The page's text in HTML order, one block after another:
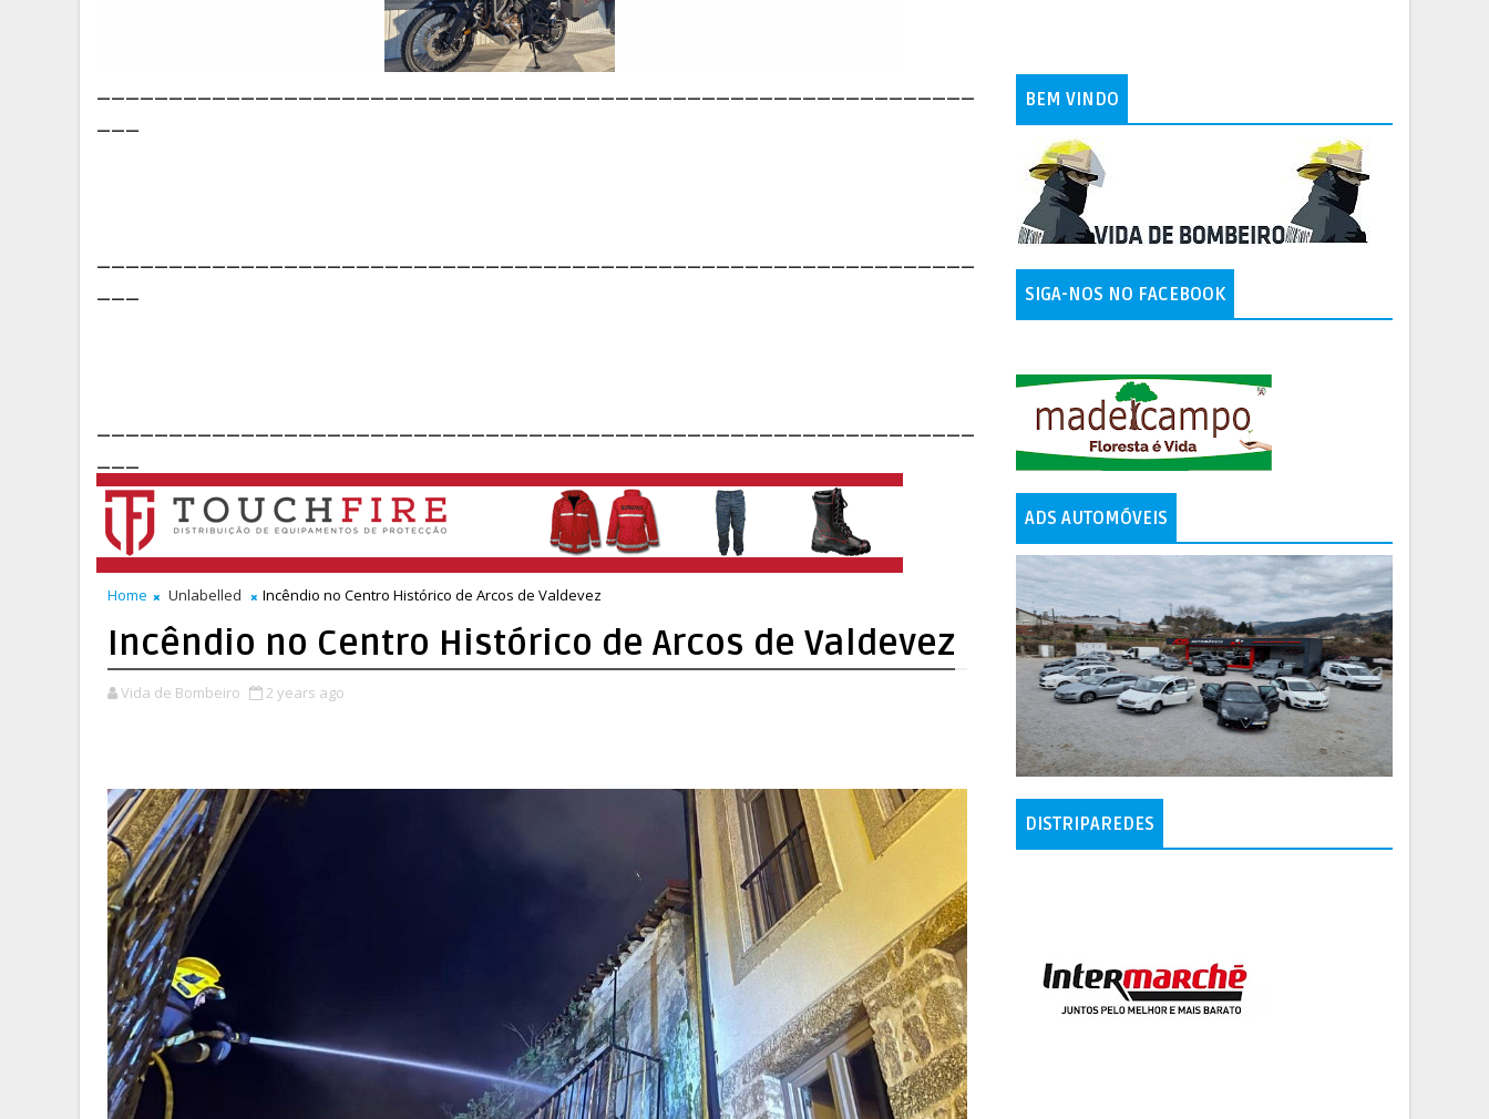
Home Unlabelled Incêndio no Centro Histórico de Arcos de Valdevez
Incêndio no Centro Histórico de Arcos de Valdevez
Vida de Bombeiro 2 years ago
BEM VINDO
SIGA-NOS NO FACEBOOK
ADS AUTOMÓVEIS
DISTRIPAREDES